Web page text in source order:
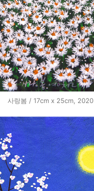
사랑봄 / 17cm x 25cm, 2020